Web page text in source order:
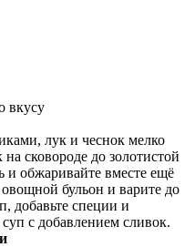
вкусу
лук и чеснок мелко
сковороде до золотистой
и обжаривайте вместе ещё
овощной бульон и варите до
добавьте специи и
с добавлением сливок.